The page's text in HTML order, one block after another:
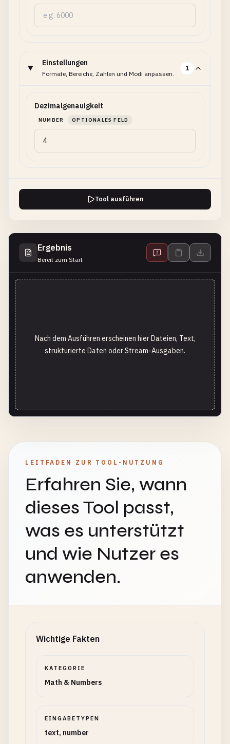
Einstellungen
Formate, Bereiche, Zahlen und Modi anpassen.
1
Dezimalgenauigkeit
NUMBER OPTIONALES FELD
Tool ausführen
Ergebnis
Bereit zum Start
Nach dem Ausführen erscheinen hier Dateien, Text,
strukturierte Daten oder Stream-Ausgaben.
LEITFADEN ZUR TOOL-NUTZUNG
Erfahren Sie, wann
dieses Tool passt,
was es unterstützt
und wie Nutzer es
anwenden.
Wichtige Fakten
KATEGORIE
Math & Numbers
EINGABETYPEN
text, number